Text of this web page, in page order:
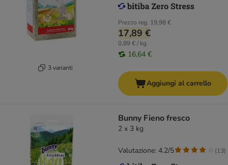
3 varianti
Prezzo reg. 19,98 €
17,89 €
0,89 € / kg
16,64 €
Aggiungi al carrello
Bunny Fieno fresco
2 x 3 kg
Valutazione: 4.2/5 (13)